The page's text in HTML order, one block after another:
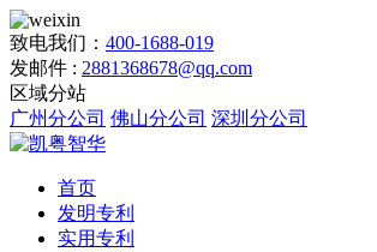
致电我们： 400-1688-019
发邮件 : 2881368678@qq.com
区域分站
广州分公司 佛山分公司 深圳分公司
首页
发明专利
实用专利